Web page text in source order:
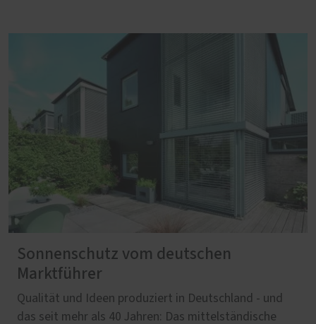
Sonnenschutz vom deutschen
Marktführer
Qualität und Ideen produziert in Deutschland - und
das seit mehr als 40 Jahren: Das mittelständische